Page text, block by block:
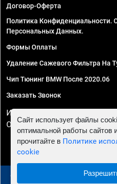
Договор-Оферта
Политика Конфиденциальности.
Персональных Данных.
Формы Оплаты
Удаление Сажевого Фильтра На
Чип Тюнинг BMW После 2020.06
Заказать Звонок
ИП Смирнов Георгий
ОГРНИП 324470400032610
© 2010 - 2026 Чип тюнинг в
Сайт использует файлы
оптимальной работы сайтов
прочитайте в Политике
cookie